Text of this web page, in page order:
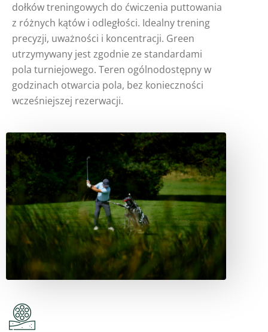
dołków treningowych do ćwiczenia puttowania
z różnych kątów i odległości. Idealny trening
precyzji, uważności i koncentracji. Green
utrzymywany jest zgodnie ze standardami
pola turniejowego. Teren ogólnodostępny w
godzinach otwarcia pola, bez konieczności
wcześniejszej rezerwacji.